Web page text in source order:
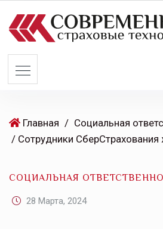
Главная / Социальная
СОЦИАЛЬНАЯ
28 Марта, 2024